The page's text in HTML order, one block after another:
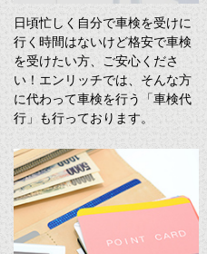
日頃忙しく自分で車検を受けに
行く時間はないけど格安で車検
を受けたい方、ご安心くださ
い！エンリッチでは、そんな方
に代わって車検を行う「車検代
行」も行っております。